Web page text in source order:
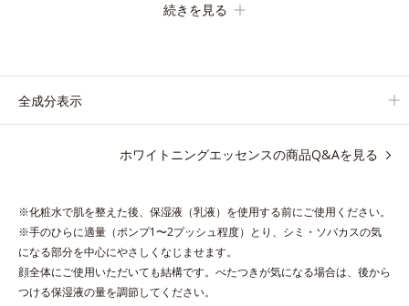
キス）が詰まりメラニンの生成を抑制し、浸透(*4)パワーで美白
スキンケアとも相性抜群。一年中気持ちよく使える使用感です。
*1 過剰に生成されたメラニン
*4 角層まで
続きを見る
全成分表示
ホワイトニングエッセンスの商品Q&Aを見る
※化粧水で肌を整えた後、保湿液（乳液）を使用する前にご使用ください。
※手のひらに適量（ポンプ1〜2プッシュ程度）とり、シミ・ソバカスの気
になる部分を中心にやさしくなじませます。
顔全体にご使用いただいても結構です。べたつきが気になる場合は、後から
つける保湿液の量を調節してください。